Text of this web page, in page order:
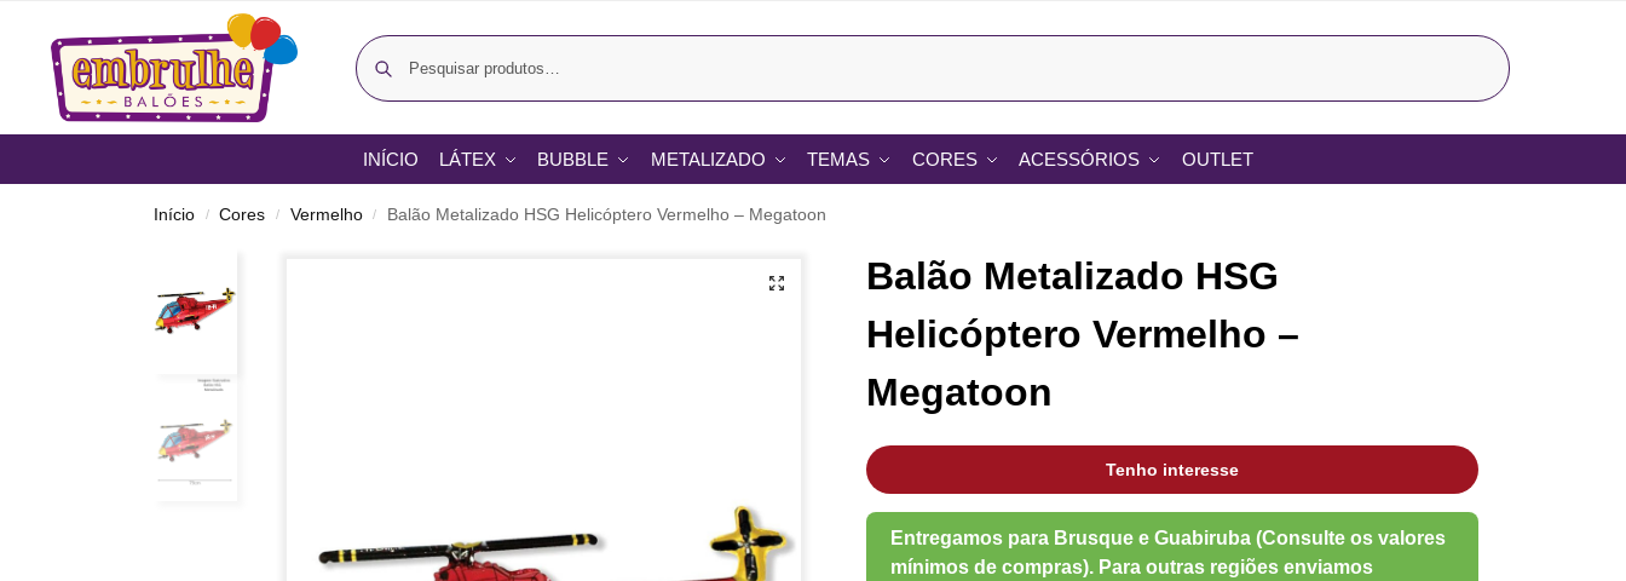
Pesquisar
INÍCIO LÁTEX BUBBLE METALIZADO TEMAS CORES ACESSÓRIOS OUTLET
Início / Cores / Vermelho / Balão Metalizado HSG Helicóptero Vermelho – Megatoon
Balão Metalizado HSG
Helicóptero Vermelho –
Megatoon
Tenho interesse